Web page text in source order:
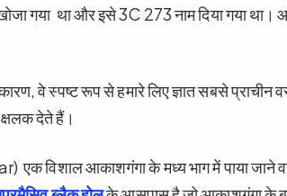
गया था और इसे 3C 273 नाम दिया गया
वे स्पष्ट रूप से हमारे लिए ज्ञात सबसे प्राचीन
देते हैं।
एक विशाल आकाशगंगा के मध्य भाग में पाया जाने